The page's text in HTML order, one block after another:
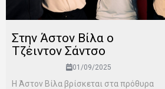
Στην Άστον Βίλα ο
Τζέιντον Σάντσο
01/09/2025
Η Άστον Βίλα βρίσκεται στα πρόθυρα